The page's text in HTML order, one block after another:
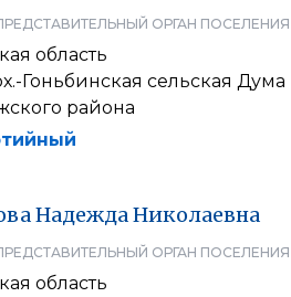
ОРГАН ПОСЕЛЕНИЯ
область
Гоньбинская сельская Дума
района
НадеждаНиколаевна
ОРГАН ПОСЕЛЕНИЯ
область